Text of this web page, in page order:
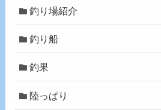
釣り場紹介
釣り船
釣果
陸っぱり